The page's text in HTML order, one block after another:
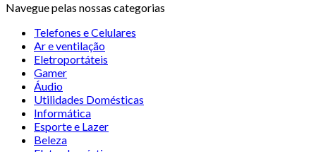
Navegue pelas nossas categorias
Telefones e Celulares
Ar e ventilação
Eletroportáteis
Gamer
Áudio
Utilidades Domésticas
Informática
Esporte e Lazer
Beleza